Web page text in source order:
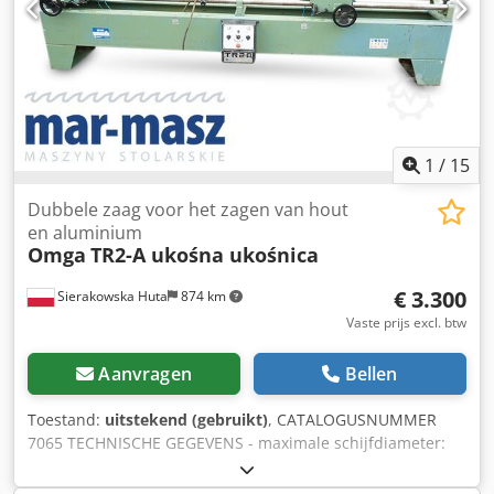
lengte van de haren 150mm - 2400mm Max. snijden sectie
op 90° 55 x 100mm Max. snijden sectie op 45° 40 x 100mm
Dsdpfxody Hqvs Anyock 2 x sawblades ø 220 mm x 30 mm
boring Motor 1.6hp, 3 fase CE veiligheidseisen
1 / 15
Sierakowska Huta 874 km
Dubbele zaag voor het zagen van hout
en aluminium
Omga TR2-A ukośna ukośnica
€ 3.300
Vaste prijs excl. btw
Aanvragen Bellen
Toestand: uitstekend (gebruikt), CATALOGUSNUMMER
7065 TECHNISCHE GEGEVENS - maximale schijfdiameter:
300 mm - spil diameter: 30 mm - schijfafdekkingen: 2 stuks
- pneumatisch zagen (schijf op/neer beweging) -